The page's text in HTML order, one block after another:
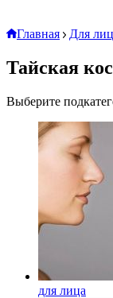
Главная Для
Тайская
Выберите
для лица